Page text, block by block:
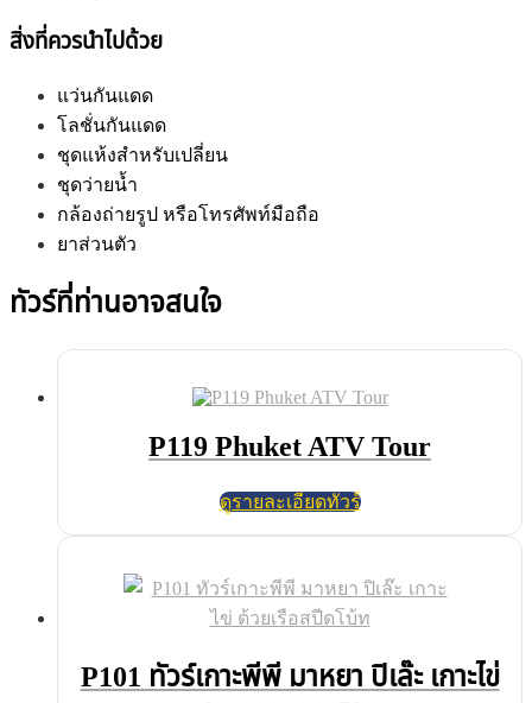
สิ่งที่ควรนำไปด้วย
แว่นกันแดด
โลชั่นกันแดด
ชุดแห้งสำหรับเปลี่ยน
ชุดว่ายน้ำ
กล้องถ่ายรูป หรือโทรศัพท์มือถือ
ยาส่วนตัว
ทัวร์ที่ท่านอาจสนใจ
P119 Phuket ATV Tour
ดูรายละเอียดทัวร์
P101 ทัวร์เกาะพีพี มาหยา ปิเล๊ะ เกาะไข่